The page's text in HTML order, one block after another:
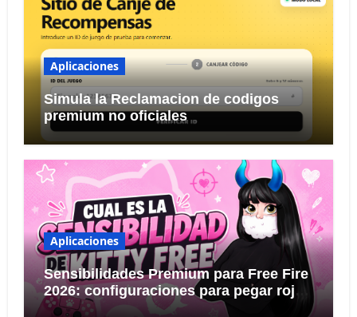
Aplicaciones
Simula la Reclamacion de codigos
premium no oficiales
Aplicaciones
Sensibilidades Premium para Free Fire
2026: configuraciones para pegar rojo
KITTY FREE